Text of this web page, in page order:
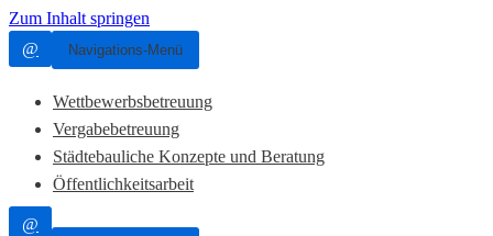
Zum Inhalt springen
@
Navigations-Menü
Wettbewerbsbetreuung
Vergabebetreuung
Städtebauliche Konzepte und Beratung
Öffentlichkeitsarbeit
@